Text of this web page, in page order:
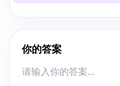
你的答案